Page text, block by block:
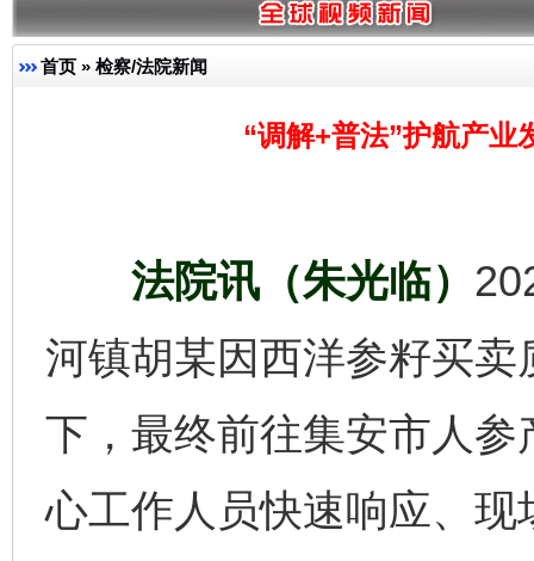
首页 » 检察/法院新闻
“调解+普法”护航产业
法院讯（朱光临）
河镇胡某因西洋参籽买
下，最终前往集安市人
心工作人员快速响应、现